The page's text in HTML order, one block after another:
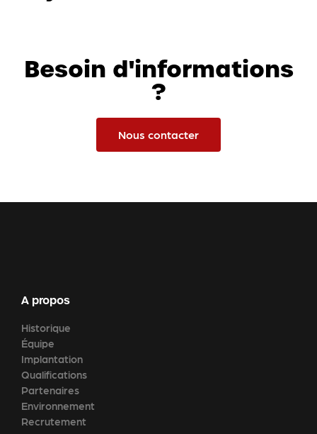
Besoin d'informations
?
Nous contacter
A propos
Historique
Équipe
Implantation
Qualifications
Partenaires
Environnement
Recrutement